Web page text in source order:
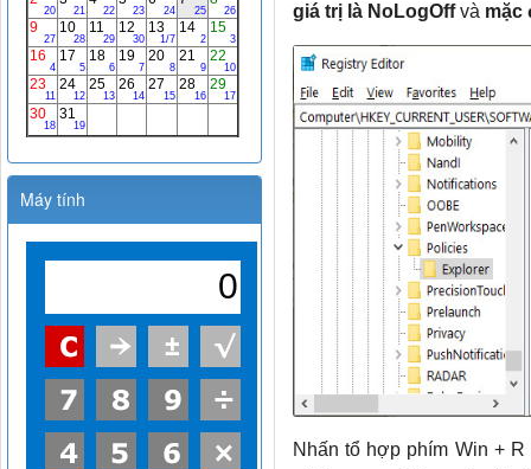
giá trị là NoLogOffvà mặc
Nhấn tổ hợp phím Win +
Máy tính